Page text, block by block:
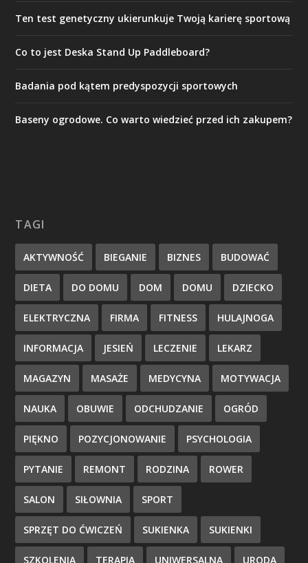
Ten test genetyczny ukierunkuje Twoją karierę sportową
Co to jest Deska Stand Up Paddleboard?
Badania pod kątem predyspozycji sportowych
Baseny ogrodowe. Co warto wiedzieć przed ich zakupem?
TAGI
AKTYWNOŚĆ BIEGANIE BIZNES BUDOWAĆ
DIETA DO DOMU DOM DOMU DZIECKO
ELEKTRYCZNA FIRMA FITNESS HULAJNOGA
INFORMACJA JESIEŃ LECZENIE LEKARZ
MAGAZYN MASAŻE MEDYCYNA MOTYWACJA
NAUKA OBUWIE ODCHUDZANIE OGRÓD
PIĘKNO POZYCJONOWANIE PSYCHOLOGIA
PYTANIE REMONT RODZINA ROWER
SALON SIŁOWNIA SPORT
SPRZĘT DO ĆWICZEŃ SUKIENKA SUKIENKI
SZKOLENIA TERAPIA UNIWERSALNA URODA